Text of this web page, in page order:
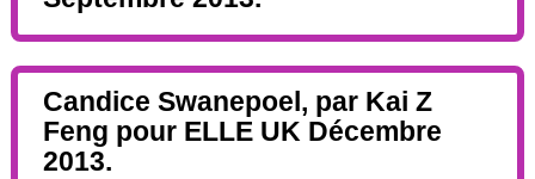
Candice Swanepoel, par Kai Z
Feng pour ELLE UK Décembre
2013.